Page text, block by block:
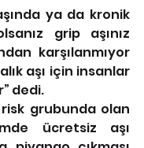
ya da kronik
grip aşınız
karşılanmıyor
aşı için insanlar
dedi.
risk grubunda olan
ücretsiz aşı